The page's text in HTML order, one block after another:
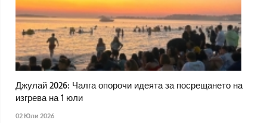
Джулай 2026: Чалга опорочи идеята за посрещането на
изгрева на 1 юли
02 Юли 2026